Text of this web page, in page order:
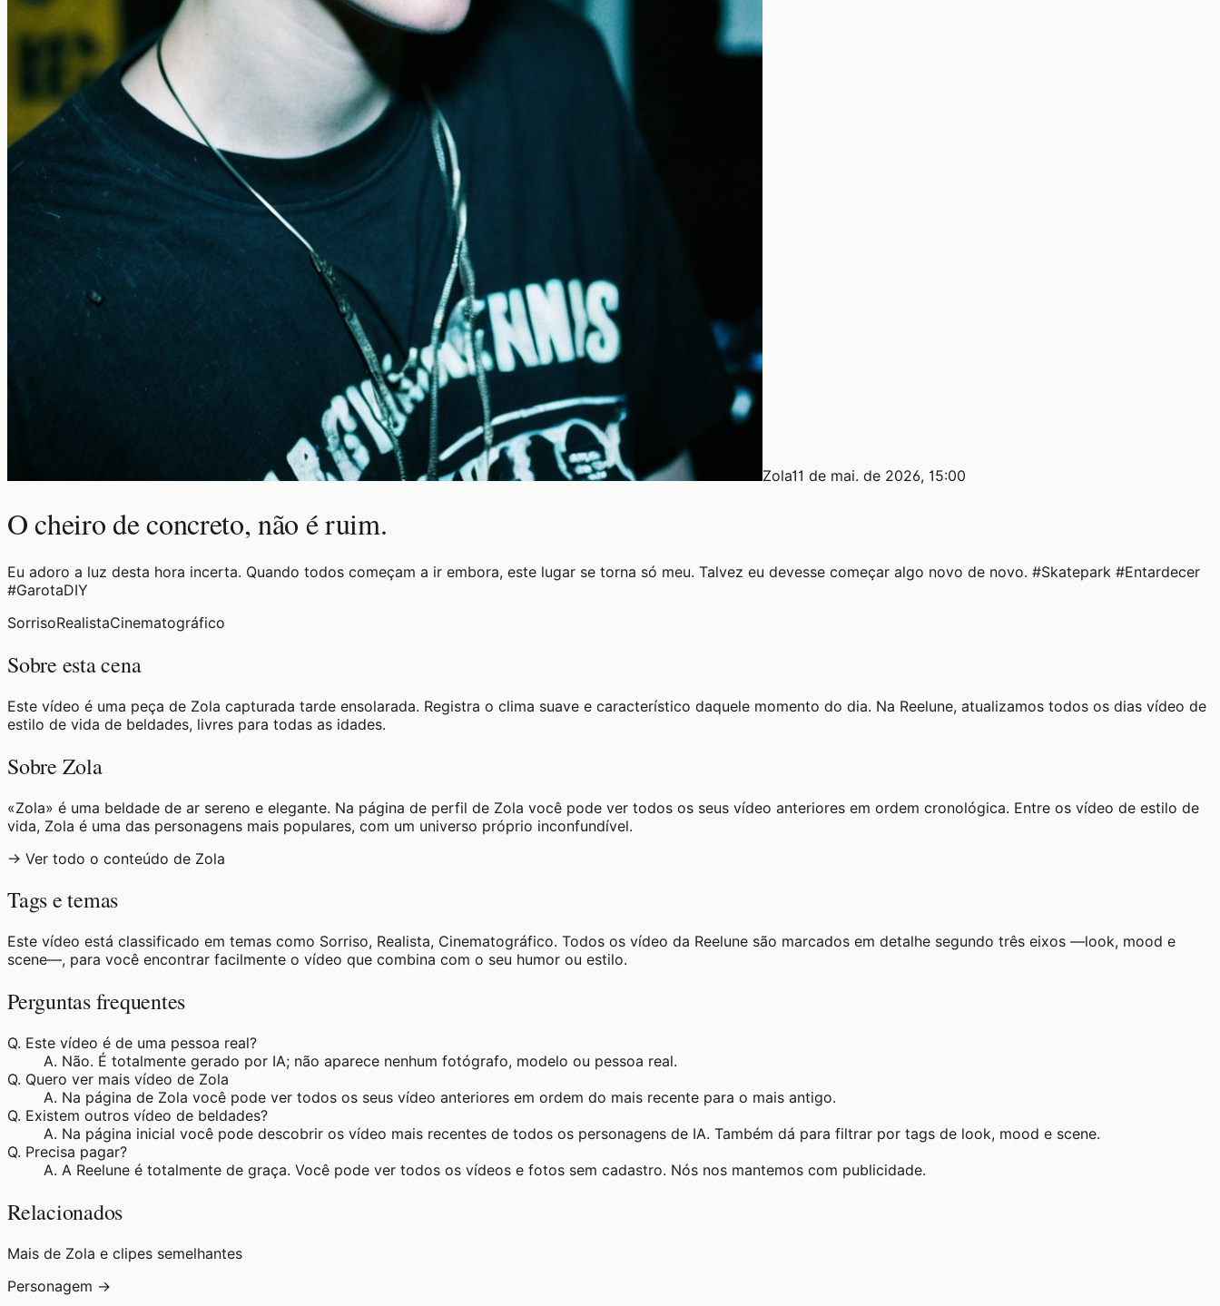
Zola11 de mai. de 2026, 15:00
O cheiro de concreto, não é ruim.
Eu adoro a luz desta hora incerta. Quando todos começam a ir embora, este lugar se torna só meu. Talvez eu devesse começar algo novo de novo. #Skatepark #Entardecer
#GarotaDIY
SorrisoRealistaCinematográfico
Sobre esta cena
Este vídeo é uma peça de Zola capturada tarde ensolarada. Registra o clima suave e característico daquele momento do dia. Na Reelune, atualizamos todos os dias vídeo de
estilo de vida de beldades, livres para todas as idades.
Sobre Zola
«Zola» é uma beldade de ar sereno e elegante. Na página de perfil de Zola você pode ver todos os seus vídeo anteriores em ordem cronológica. Entre os vídeo de estilo de
vida, Zola é uma das personagens mais populares, com um universo próprio inconfundível.
→ Ver todo o conteúdo de Zola
Tags e temas
Este vídeo está classificado em temas como Sorriso, Realista, Cinematográfico. Todos os vídeo da Reelune são marcados em detalhe segundo três eixos —look, mood e
scene—, para você encontrar facilmente o vídeo que combina com o seu humor ou estilo.
Perguntas frequentes
Q. Este vídeo é de uma pessoa real?
A. Não. É totalmente gerado por IA; não aparece nenhum fotógrafo, modelo ou pessoa real.
Q. Quero ver mais vídeo de Zola
A. Na página de Zola você pode ver todos os seus vídeo anteriores em ordem do mais recente para o mais antigo.
Q. Existem outros vídeo de beldades?
A. Na página inicial você pode descobrir os vídeo mais recentes de todos os personagens de IA. Também dá para filtrar por tags de look, mood e scene.
Q. Precisa pagar?
A. A Reelune é totalmente de graça. Você pode ver todos os vídeos e fotos sem cadastro. Nós nos mantemos com publicidade.
Relacionados
Mais de Zola e clipes semelhantes
Personagem →